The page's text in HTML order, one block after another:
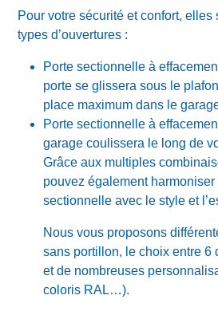
Pour votre sécurité et confort, elles
types d’ouvertures :
Porte sectionnelle à
porte se glissera sous le
place maximum dans le
Porte sectionnelle à
garage coulissera le long de
Grâce aux multiples
pouvez également
sectionnelle avec le style et
Nous vous proposons
sans portillon, le choix entre 6
et de nombreuses
coloris RAL…).